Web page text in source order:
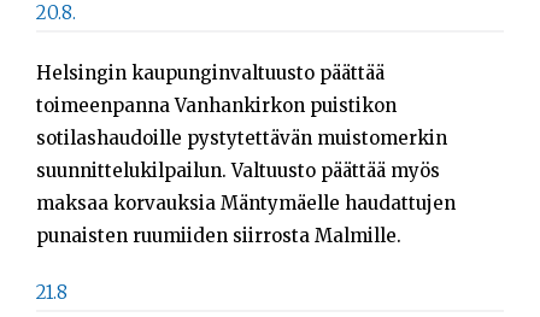
20.8.
Helsingin kaupunginvaltuusto päättää
toimeenpanna Vanhankirkon puistikon
sotilashaudoille pystytettävän muistomerkin
suunnittelukilpailun. Valtuusto päättää myös
maksaa korvauksia Mäntymäelle haudattujen
punaisten ruumiiden siirrosta Malmille.
21.8